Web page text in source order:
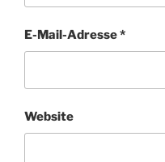
E-Mail-Adresse*
Website